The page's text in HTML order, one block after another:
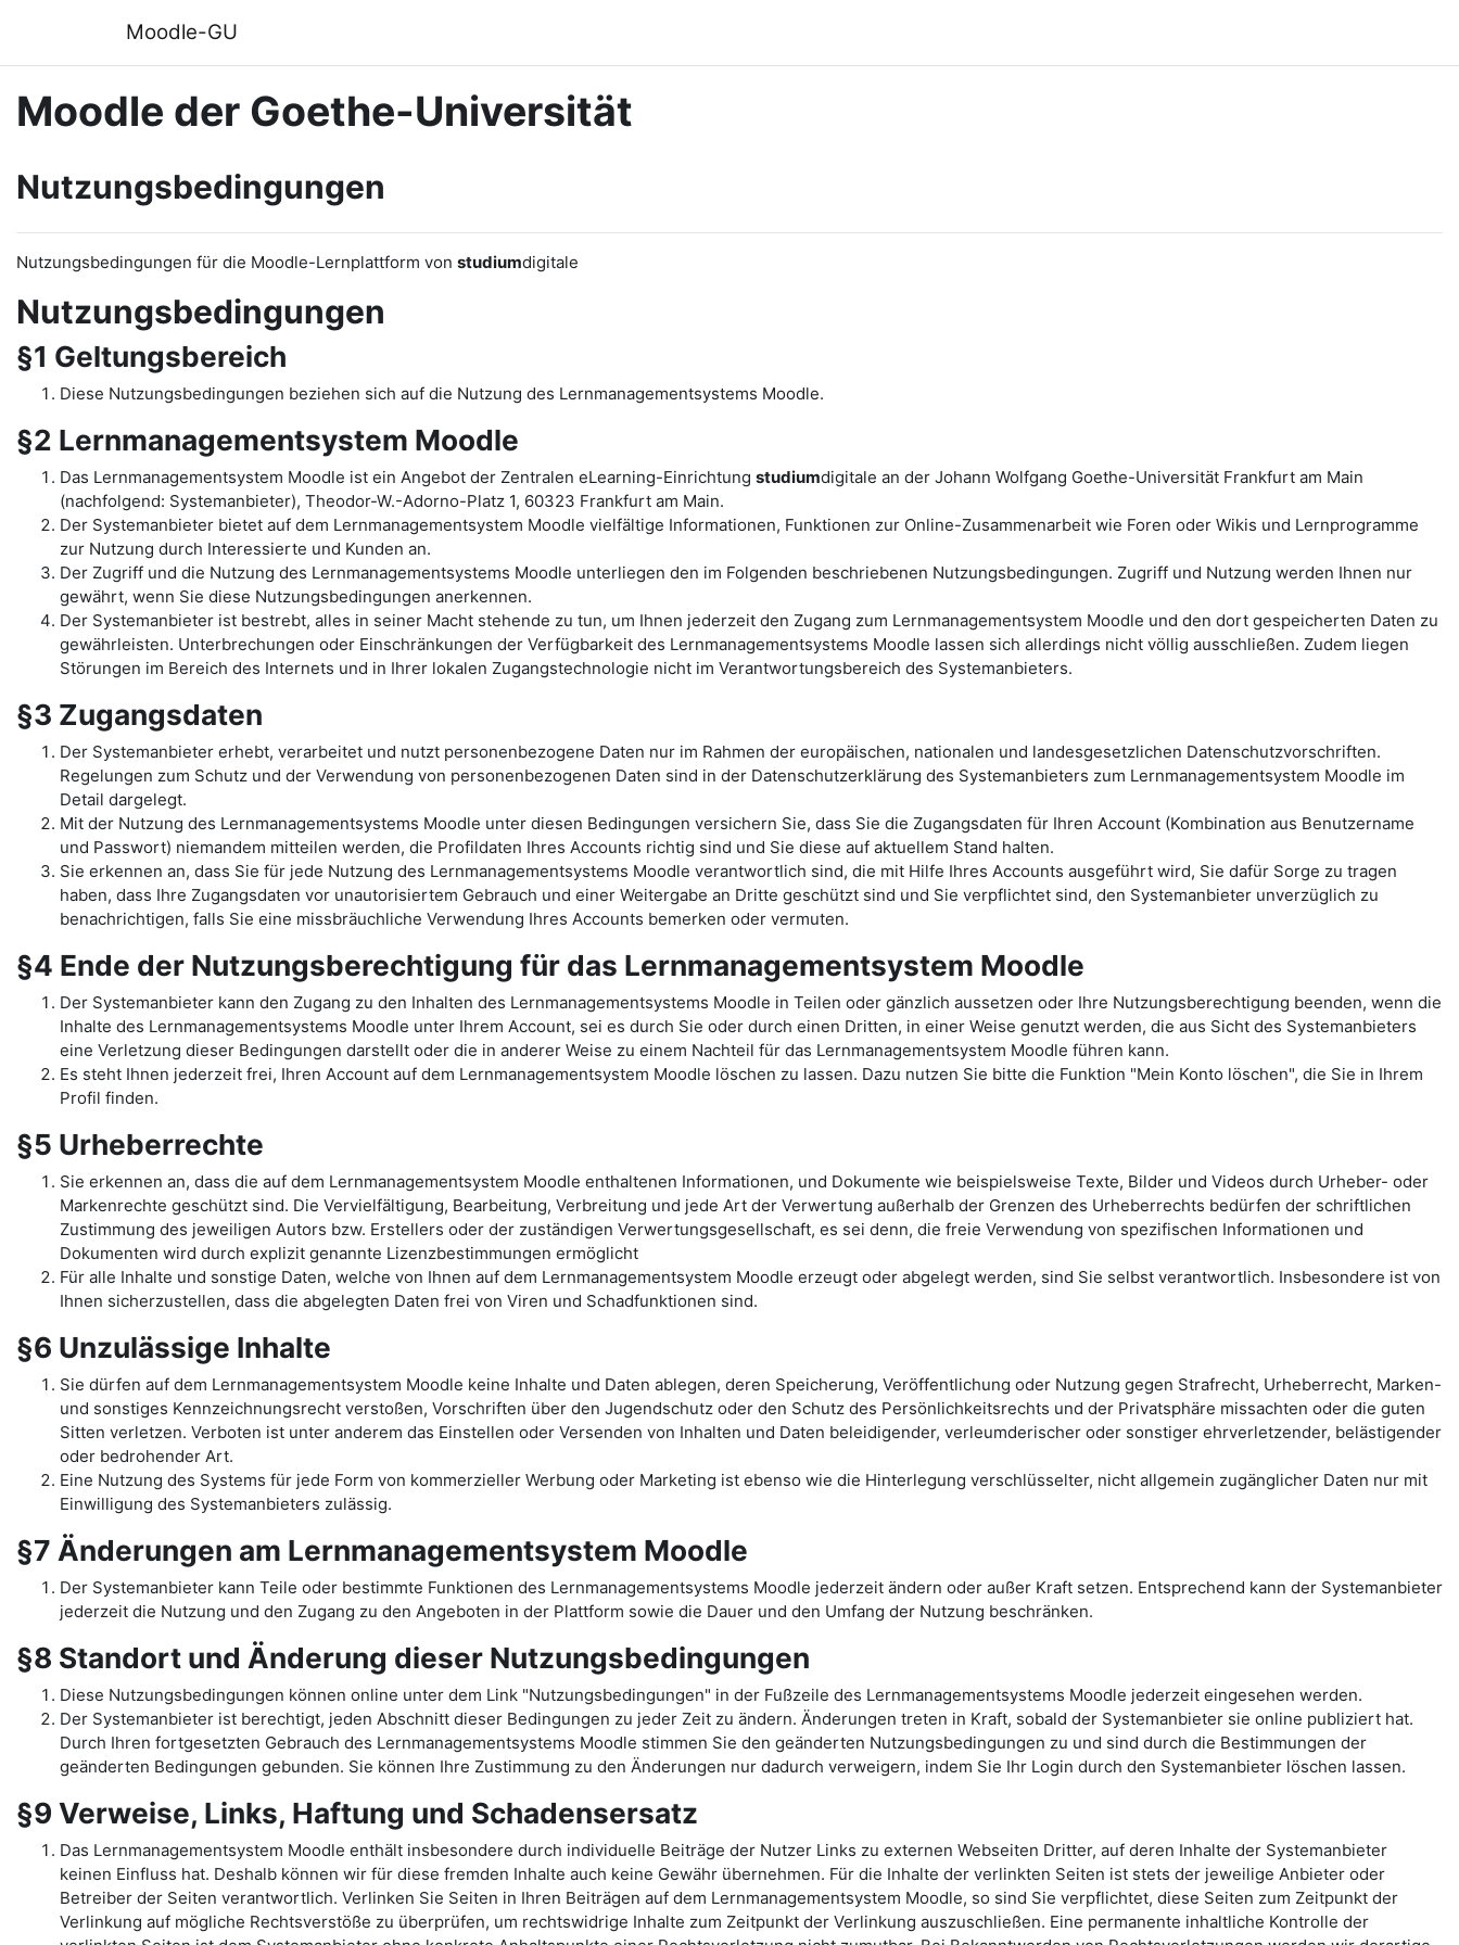
Moodle-GU
Moodle der Goethe-Universität
Nutzungsbedingungen
Nutzungsbedingungen für die Moodle-Lernplattform von studiumdigitale
Nutzungsbedingungen
§1 Geltungsbereich
Diese Nutzungsbedingungen beziehen sich auf die Nutzung des Lernmanagementsystems Moodle.
§2 Lernmanagementsystem Moodle
Das Lernmanagementsystem Moodle ist ein Angebot der Zentralen eLearning-Einrichtung studiumdigitale an der Johann Wolfgang Goethe-Universität Frankfurt am Main
(nachfolgend: Systemanbieter), Theodor-W.-Adorno-Platz 1, 60323 Frankfurt am Main.
Der Systemanbieter bietet auf dem Lernmanagementsystem Moodle vielfältige Informationen, Funktionen zur Online-Zusammenarbeit wie Foren oder Wikis und Lernprogramme
zur Nutzung durch Interessierte und Kunden an.
Der Zugriff und die Nutzung des Lernmanagementsystems Moodle unterliegen den im Folgenden beschriebenen Nutzungsbedingungen. Zugriff und Nutzung werden Ihnen nur
gewährt, wenn Sie diese Nutzungsbedingungen anerkennen.
Der Systemanbieter ist bestrebt, alles in seiner Macht stehende zu tun, um Ihnen jederzeit den Zugang zum Lernmanagementsystem Moodle und den dort gespeicherten Daten zu
gewährleisten. Unterbrechungen oder Einschränkungen der Verfügbarkeit des Lernmanagementsystems Moodle lassen sich allerdings nicht völlig ausschließen. Zudem liegen
Störungen im Bereich des Internets und in Ihrer lokalen Zugangstechnologie nicht im Verantwortungsbereich des Systemanbieters.
§3 Zugangsdaten
Der Systemanbieter erhebt, verarbeitet und nutzt personenbezogene Daten nur im Rahmen der europäischen, nationalen und landesgesetzlichen Datenschutzvorschriften.
Regelungen zum Schutz und der Verwendung von personenbezogenen Daten sind in der Datenschutzerklärung des Systemanbieters zum Lernmanagementsystem Moodle im
Detail dargelegt.
Mit der Nutzung des Lernmanagementsystems Moodle unter diesen Bedingungen versichern Sie, dass Sie die Zugangsdaten für Ihren Account (Kombination aus Benutzername
und Passwort) niemandem mitteilen werden, die Profildaten Ihres Accounts richtig sind und Sie diese auf aktuellem Stand halten.
Sie erkennen an, dass Sie für jede Nutzung des Lernmanagementsystems Moodle verantwortlich sind, die mit Hilfe Ihres Accounts ausgeführt wird, Sie dafür Sorge zu tragen
haben, dass Ihre Zugangsdaten vor unautorisiertem Gebrauch und einer Weitergabe an Dritte geschützt sind und Sie verpflichtet sind, den Systemanbieter unverzüglich zu
benachrichtigen, falls Sie eine missbräuchliche Verwendung Ihres Accounts bemerken oder vermuten.
§4 Ende der Nutzungsberechtigung für das Lernmanagementsystem Moodle
Der Systemanbieter kann den Zugang zu den Inhalten des Lernmanagementsystems Moodle in Teilen oder gänzlich aussetzen oder Ihre Nutzungsberechtigung beenden, wenn die
Inhalte des Lernmanagementsystems Moodle unter Ihrem Account, sei es durch Sie oder durch einen Dritten, in einer Weise genutzt werden, die aus Sicht des Systemanbieters
eine Verletzung dieser Bedingungen darstellt oder die in anderer Weise zu einem Nachteil für das Lernmanagementsystem Moodle führen kann.
Es steht Ihnen jederzeit frei, Ihren Account auf dem Lernmanagementsystem Moodle löschen zu lassen. Dazu nutzen Sie bitte die Funktion "Mein Konto löschen", die Sie in Ihrem
Profil finden.
§5 Urheberrechte
Sie erkennen an, dass die auf dem Lernmanagementsystem Moodle enthaltenen Informationen, und Dokumente wie beispielsweise Texte, Bilder und Videos durch Urheber- oder
Markenrechte geschützt sind. Die Vervielfältigung, Bearbeitung, Verbreitung und jede Art der Verwertung außerhalb der Grenzen des Urheberrechts bedürfen der schriftlichen
Zustimmung des jeweiligen Autors bzw. Erstellers oder der zuständigen Verwertungsgesellschaft, es sei denn, die freie Verwendung von spezifischen Informationen und
Dokumenten wird durch explizit genannte Lizenzbestimmungen ermöglicht
Für alle Inhalte und sonstige Daten, welche von Ihnen auf dem Lernmanagementsystem Moodle erzeugt oder abgelegt werden, sind Sie selbst verantwortlich. Insbesondere ist von
Ihnen sicherzustellen, dass die abgelegten Daten frei von Viren und Schadfunktionen sind.
§6 Unzulässige Inhalte
Sie dürfen auf dem Lernmanagementsystem Moodle keine Inhalte und Daten ablegen, deren Speicherung, Veröffentlichung oder Nutzung gegen Strafrecht, Urheberrecht, Marken-
und sonstiges Kennzeichnungsrecht verstoßen, Vorschriften über den Jugendschutz oder den Schutz des Persönlichkeitsrechts und der Privatsphäre missachten oder die guten
Sitten verletzen. Verboten ist unter anderem das Einstellen oder Versenden von Inhalten und Daten beleidigender, verleumderischer oder sonstiger ehrverletzender, belästigender
oder bedrohender Art.
Eine Nutzung des Systems für jede Form von kommerzieller Werbung oder Marketing ist ebenso wie die Hinterlegung verschlüsselter, nicht allgemein zugänglicher Daten nur mit
Einwilligung des Systemanbieters zulässig.
§7 Änderungen am Lernmanagementsystem Moodle
Der Systemanbieter kann Teile oder bestimmte Funktionen des Lernmanagementsystems Moodle jederzeit ändern oder außer Kraft setzen. Entsprechend kann der Systemanbieter
jederzeit die Nutzung und den Zugang zu den Angeboten in der Plattform sowie die Dauer und den Umfang der Nutzung beschränken.
§8 Standort und Änderung dieser Nutzungsbedingungen
Diese Nutzungsbedingungen können online unter dem Link "Nutzungsbedingungen" in der Fußzeile des Lernmanagementsystems Moodle jederzeit eingesehen werden.
Der Systemanbieter ist berechtigt, jeden Abschnitt dieser Bedingungen zu jeder Zeit zu ändern. Änderungen treten in Kraft, sobald der Systemanbieter sie online publiziert hat.
Durch Ihren fortgesetzten Gebrauch des Lernmanagementsystems Moodle stimmen Sie den geänderten Nutzungsbedingungen zu und sind durch die Bestimmungen der
geänderten Bedingungen gebunden. Sie können Ihre Zustimmung zu den Änderungen nur dadurch verweigern, indem Sie Ihr Login durch den Systemanbieter löschen lassen.
§9 Verweise, Links, Haftung und Schadensersatz
Das Lernmanagementsystem Moodle enthält insbesondere durch individuelle Beiträge der Nutzer Links zu externen Webseiten Dritter, auf deren Inhalte der Systemanbieter
keinen Einfluss hat. Deshalb können wir für diese fremden Inhalte auch keine Gewähr übernehmen. Für die Inhalte der verlinkten Seiten ist stets der jeweilige Anbieter oder
Betreiber der Seiten verantwortlich. Verlinken Sie Seiten in Ihren Beiträgen auf dem Lernmanagementsystem Moodle, so sind Sie verpflichtet, diese Seiten zum Zeitpunkt der
Verlinkung auf mögliche Rechtsverstöße zu überprüfen, um rechtswidrige Inhalte zum Zeitpunkt der Verlinkung auszuschließen. Eine permanente inhaltliche Kontrolle der